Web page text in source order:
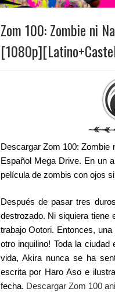
Zom 100: Zombie ni
Descargar Zom 100: Zombie
Español Mega Drive. En un
película de zombis con ojos
Después de pasar tres
destrozado. Ni siquiera tiene
trabajo Ootori. Entonces,
otro inquilino! Toda la
vida, Akira nunca se ha
escrita por Haro Aso e
fecha. Descargar Zom 100